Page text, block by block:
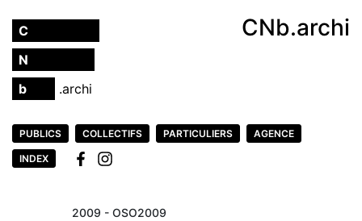
C
N
b
.archi
CNb.archi
PUBLICS COLLECTIFS PARTICULIERS AGENCE
INDEX
2009 - OSO2009